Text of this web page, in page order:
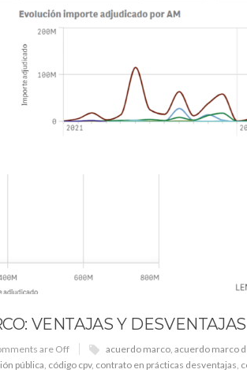
VENTAJAS Y DESVENTAJAS
are Off acuerdo marco acuerdo marco
pública código cpv, contrato en prácticas desventajas